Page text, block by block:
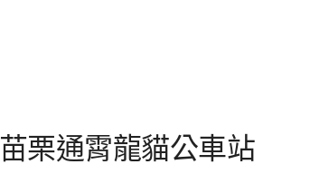
苗栗通霄龍貓公車站